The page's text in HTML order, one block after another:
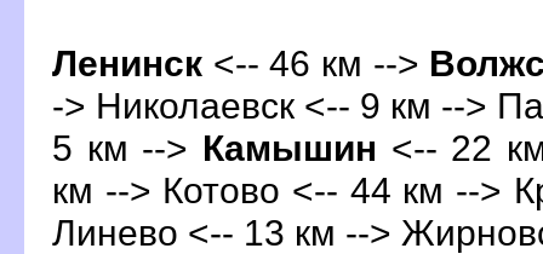
Ленинск <-- 46 км -->
-> Николаевск <-- 9 км -->
5 км --> Камышин <-- 22
км --> Котово <-- 44 км -->
Линево <-- 13 км -->